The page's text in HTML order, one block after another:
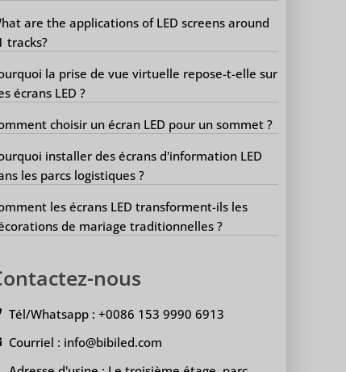
are the applications of LED screens around
tracks?
la prise de vue virtuelle repose-t-elle sur
écrans LED ?
choisir un écran LED pour un sommet ?
installer des écrans d'information LED
les parcs logistiques ?
les écrans LED transforment-ils les
de mariage traditionnelles ?
nous
Tél/Whatsapp : +0086 153 9990 6913
Courriel : info@bibiled.com